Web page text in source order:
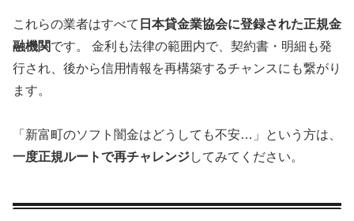
これらの業者はすべて 日本貸金業協会に登録された正規金
融機関です。 金利も法律の範囲内で、契約書・明細も発
行され、後から信用情報を再構築するチャンスにも繋がり
ます。
「新富町のソフト闇金はどうしても不安…」という方は、
一度正規ルートで再チャレンジしてみてください。